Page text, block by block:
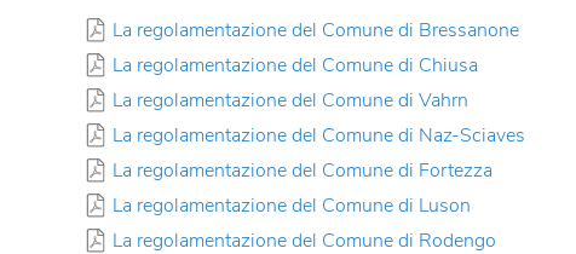
La regolamentazione del Comune di Bressanone
La regolamentazione del Comune di Chiusa
La regolamentazione del Comune di Vahrn
La regolamentazione del Comune di Naz-Sciaves
La regolamentazione del Comune di Fortezza
La regolamentazione del Comune di Luson
La regolamentazione del Comune di Rodengo